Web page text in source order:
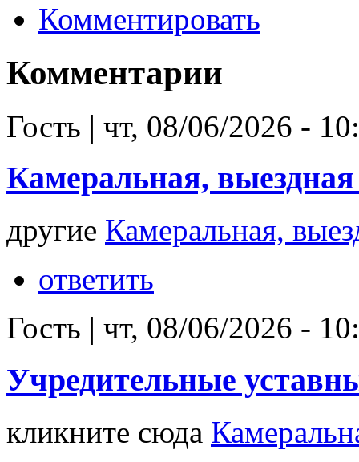
Комментировать
Комментарии
Гость | чт, 08/06/2026 -
Камеральная,
другие Камеральная,
ответить
Гость | чт, 08/06/2026 -
Учредительные
кликните сюда